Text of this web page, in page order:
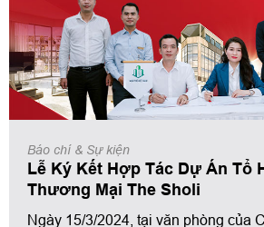
Báo chí & Sự kiện
Lễ Ký Kết Hợp Tác Dự Án Tổ
Thương Mại The Sholi
Ngày 15/3/2024, tại văn phòng của